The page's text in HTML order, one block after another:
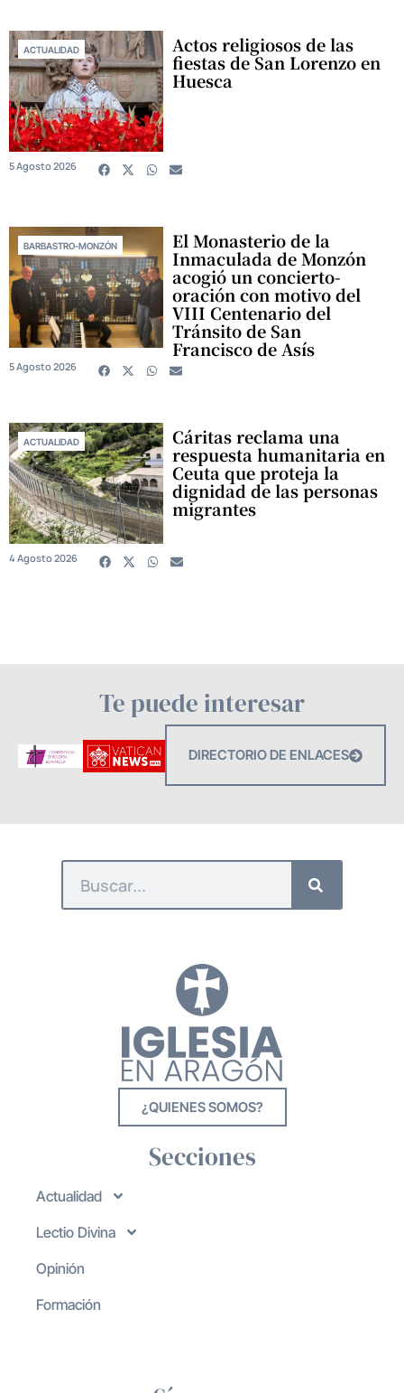
ACTUALIDAD Actos religiosos de las
fiestas de San Lorenzo en
Huesca
5 Agosto 2026
BARBASTRO-MONZÓN El Monasterio de la
Inmaculada de Monzón
acogió un concierto-
oración con motivo del
VIII Centenario del
Tránsito de San
Francisco de Asís
5 Agosto 2026
ACTUALIDAD Cáritas reclama una
respuesta humanitaria en
Ceuta que proteja la
dignidad de las personas
migrantes
4 Agosto 2026
Te puede interesar
DIRECTORIO DE ENLACES
¿QUIENES SOMOS?
Secciones
Actualidad
Lectio Divina
Opinión
Formación